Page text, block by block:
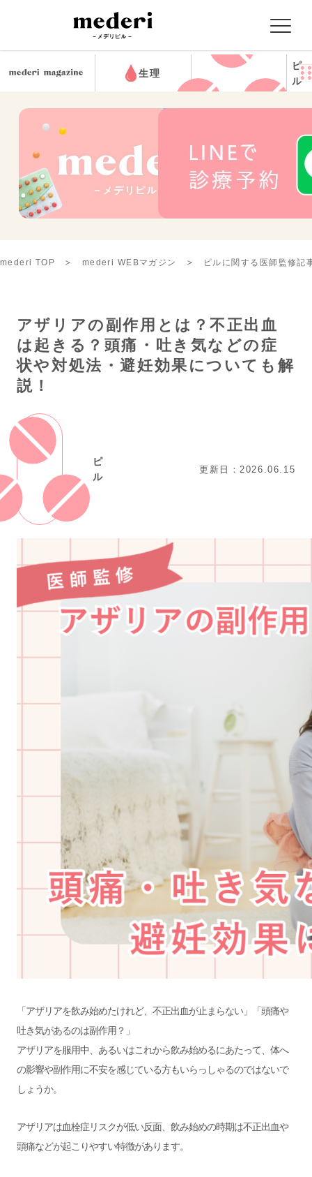
生理
ピ
ル
mederi TOP mederi WEBマガジン ピルに関する医師監修記
アザリアの副作用とは？不正出血
は起きる？頭痛・吐き気などの症
状や対処法・避妊効果についても解
説！
ピ
ル
更新日：2026.06.15
「アザリアを飲み始めたけれど、不正出血が止まらない」「頭痛や
吐き気があるのは副作用？」
アザリアを服用中、あるいはこれから飲み始めるにあたって、体へ
の影響や副作用に不安を感じている方もいらっしゃるのではないで
しょうか。
アザリアは血栓症リスクが低い反面、飲み始めの時期は不正出血や
頭痛などが起こりやすい特徴があります。